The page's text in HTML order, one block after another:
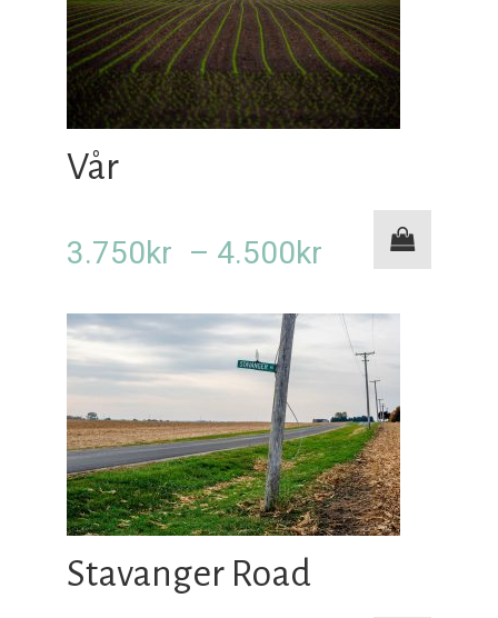
Vår
3.750kr – 4.500kr
Prisområde:
til
4.500kr
Stavanger Road